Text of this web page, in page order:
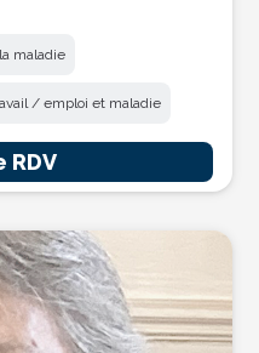
la maladie
/ emploi et maladie
RDV